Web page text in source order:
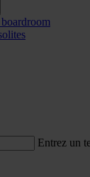
boardroom
Entrez un